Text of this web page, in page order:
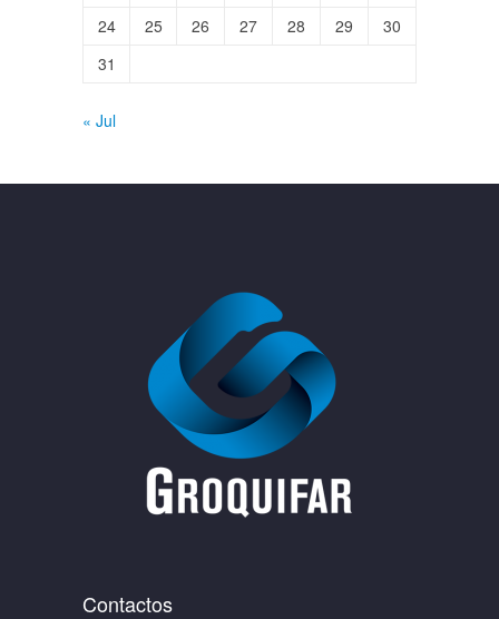
24
25 26 27 28 29
30
31
« Jul
Contactos